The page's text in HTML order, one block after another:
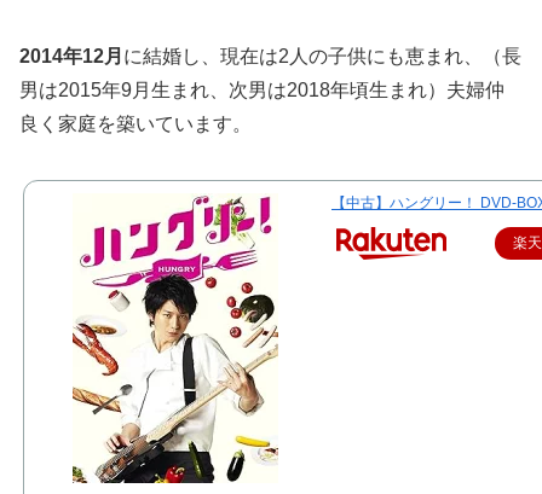
2014年12月 に結婚し、現在は2人の子供にも恵まれ、（長
男は2015年9月生まれ、次男は2018年頃生まれ）夫婦仲
良く家庭を築いています。
【中古】ハングリー！ DVD-
楽